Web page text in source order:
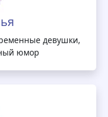
девушки,
юмор